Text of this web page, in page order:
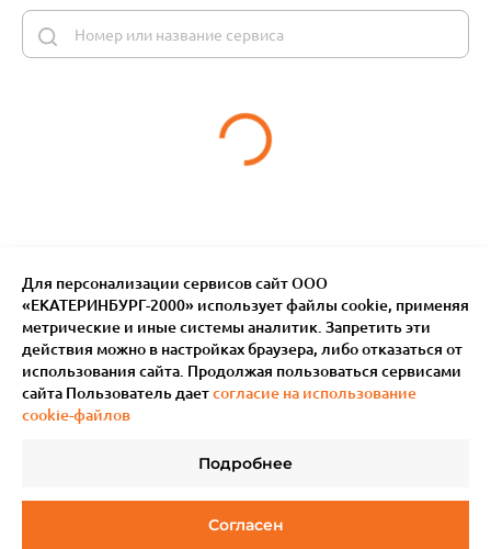
Подробнее
Согласен
Для персонализации сервисов сайт ООО
«ЕКАТЕРИНБУРГ-2000» использует файлы сookie, применяя
метрические и иные системы аналитик. Запретить эти
действия можно в настройках браузера, либо отказаться от
использования сайта. Продолжая пользоваться сервисами
сайта Пользователь даетсогласие на использование
cookie-файлов
Все права защищены